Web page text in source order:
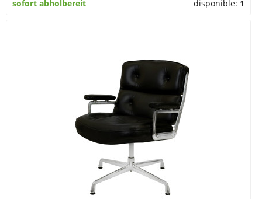
sofort abholbereit disponible: 1